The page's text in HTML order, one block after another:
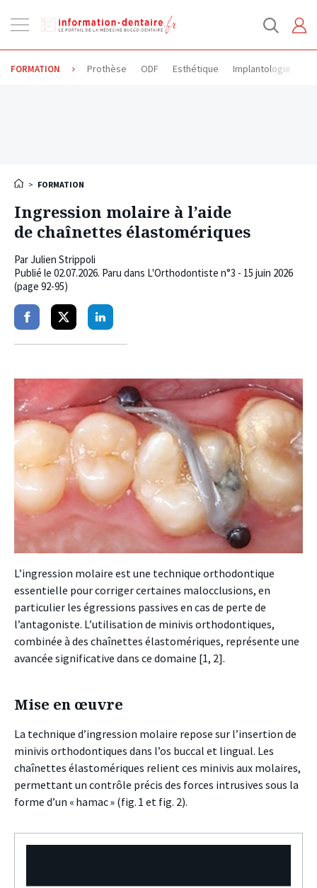
la
FORMATION Prothèse ODF Esthétique Implantologie
> FORMATION
Ingression molaire à l’aide
de chaînettes élastomériques
ParJulien Strippoli
Publié le 02.07.2026. Paru dans L'Orthodontiste n°3 - 15 juin 2026
(page 92-95)
PartagerPartagerPartager
L’ingression molaire est une technique orthodontique
essentielle pour corriger certaines malocclusions, en
particulier les égressions passives en cas de perte de
l’antagoniste. L’utilisation de minivis orthodontiques,
combinée à des chaînettes élastomériques, représente une
avancée significative dans ce domaine [1, 2].
Mise en œuvre
La technique d’ingression molaire repose sur l’insertion de
minivis orthodontiques dans l’os buccal et lingual. Les
chaînettes élastomériques relient ces minivis aux molaires,
permettant un contrôle précis des forces intrusives sous la
forme d’un « hamac » (fig. 1 et fig. 2).